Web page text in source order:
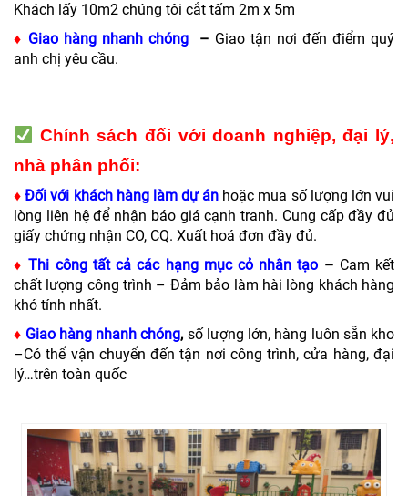
Khách lấy 10m2 chúng tôi cắt tấm 2m x 5m
♦ Giao hàng nhanh chóng – Giao tận nơi đến điểm quý
anh chị yêu cầu.
Chính sách đối với doanh nghiệp, đại lý,
nhà phân phối:
♦Đối với khách hàng làm dự án hoặc mua số lượng lớn vui
lòng liên hệ để nhận báo giá cạnh tranh. Cung cấp đầy đủ
giấy chứng nhận CO, CQ. Xuất hoá đơn đầy đủ.
♦ Thi công tất cả các hạng mục cỏ nhân tạo – Cam kết
chất lượng công trình – Đảm bảo làm hài lòng khách hàng
khó tính nhất.
♦ Giao hàng nhanh chóng, số lượng lớn, hàng luôn sẵn kho
–Có thể vận chuyển đến tận nơi công trình, cửa hàng, đại
lý…trên toàn quốc